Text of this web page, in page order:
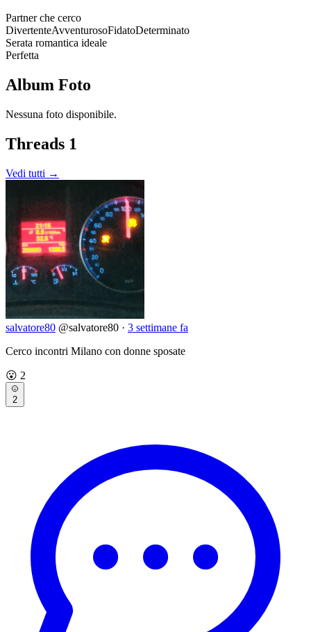
Partner che cerco
DivertenteAvventurosoFidatoDeterminato
Serata romantica ideale
Perfetta
Album Foto
Nessuna foto disponibile.
Threads 1
Vedi tutti →
salvatore80 @salvatore80 · 3 settimane fa
Cerco incontri Milano con donne sposate
😮 2
2